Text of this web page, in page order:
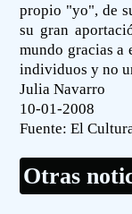
propio "yo", de
su gran
mundo gracias a
individuos y no
Julia Navarro
10-01-2008
Fuente:El
Otras